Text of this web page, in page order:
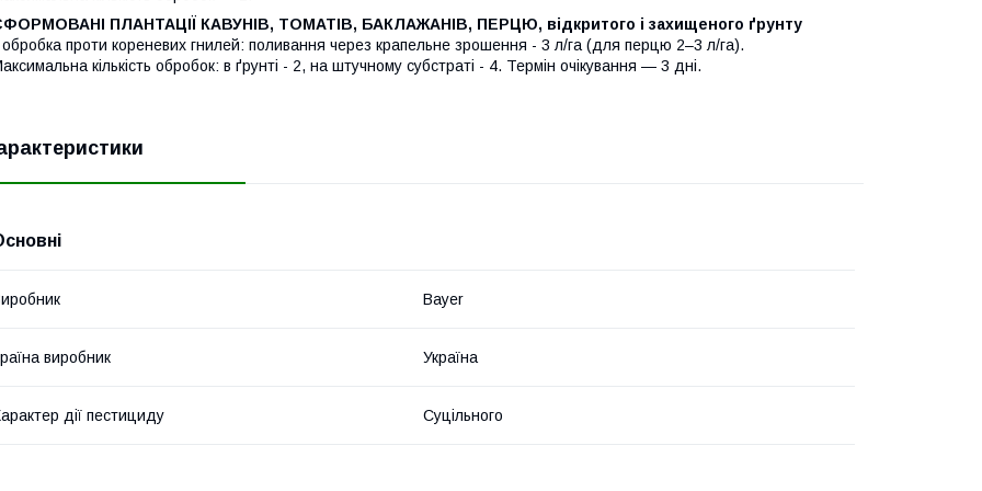
ПЛАНТАЦІЇ КАВУНІВ, ТОМАТІВ, БАКЛАЖАНІВ, ПЕРЦЮ, відкритого і захищеного ґрунту
обробка проти кореневих гнилей: поливання через крапельне зрошення - 3 л/га (для перцю 2–3 л/га).
кількість обробок: в ґрунті - 2, на штучному субстраті - 4. Термін очікування — 3 дні.
Bayer
виробник Україна
дії пестициду Суцільного